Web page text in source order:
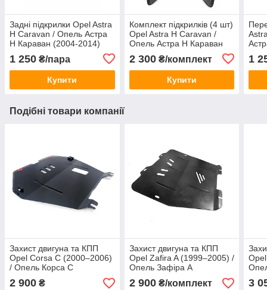
Задні підкрилки Opel Astra
H Caravan / Опель Астра
H Караван (2004-2014)
1 250 ₴/пара
Купити
Комплект підкрилків (4 шт)
Opel Astra H Caravan /
Опель Астра H Караван
2 300₴/комплект
Купити
1
Подібні товари компанії
Захист двигуна та КПП
Opel Corsa C (2000–2006)
/ Опель Корса С
2 900 ₴
Захист двигуна та КПП
Opel Zafira A (1999–2005) /
Опель Зафіра А
2 900₴/комплект 3